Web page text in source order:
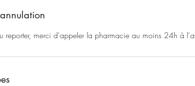
reporter, merci d'appeler la pharmacie au moins 24h à